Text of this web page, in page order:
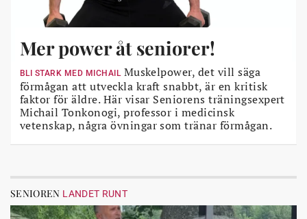
Mer power åt seniorer!
BLI STARK MED MICHAILMuskelpower, det vill säga
förmågan att utveckla kraft snabbt, är en kritisk
faktor för äldre. Här visar Seniorens träningsexpert
Michail Tonkonogi, professor i medicinsk
vetenskap, några övningar som tränar förmågan.
SENIOREN LANDET RUNT